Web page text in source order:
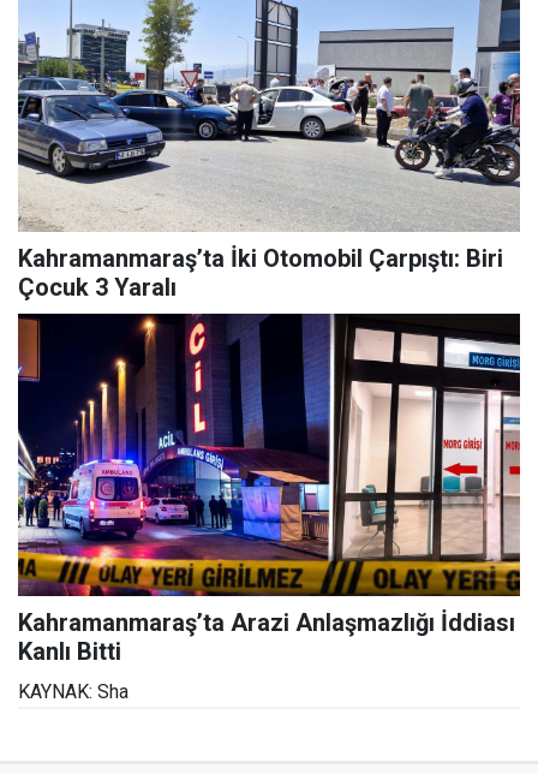
Kahramanmaraş’ta İki Otomobil Çarpıştı: Biri
Çocuk 3 Yaralı
Kahramanmaraş’ta Arazi Anlaşmazlığı İddiası
Kanlı Bitti
KAYNAK: Sha